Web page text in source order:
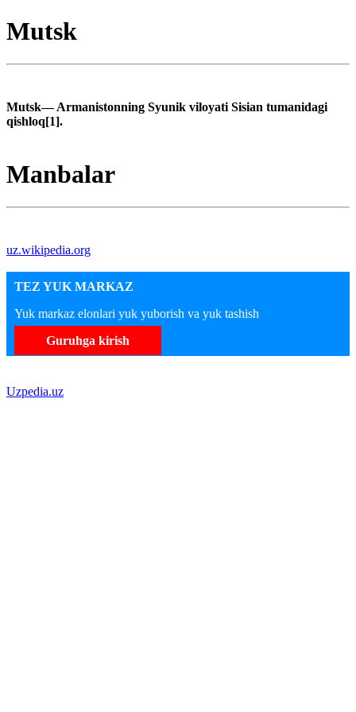
Mutsk
Mutsk— Armanistonning Syunik viloyati Sisian tumanidagi
qishloq[1].
Manbalar
uz.wikipedia.org
TEZ YUK MARKAZ
Yuk markaz elonlari yuk yuborish va yuk tashish
Guruhga kirish
Uzpedia.uz